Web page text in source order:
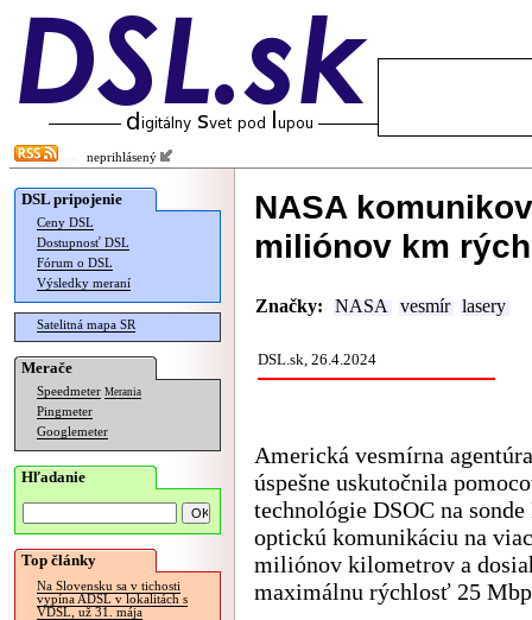
neprihlásený
DSL pripojenie
Ceny DSL
Dostupnosť DSL
Fórum o DSL
Výsledky meraní
Satelitná mapa SR
Merače
Speedmeter Merania
Pingmeter
Googlemeter
Hľadanie
Top články
Na Slovensku sa v tichosti
vypína ADSL v lokalitách s
VDSL, už 31. mája
NASA
miliónov km
Značky: NASA vesmír lasery
DSL.sk, 26.4.2024
Americká vesmírna
úspešne uskutočnila
technológie DSOC na sonde
optickú komunikáciu na
miliónov kilometrov a
maximálnu rýchlosť 25